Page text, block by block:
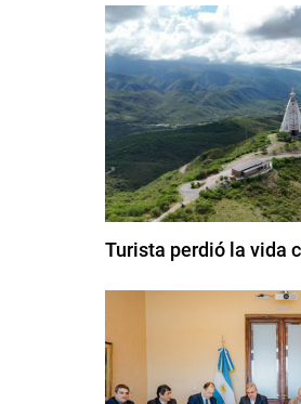
Turista perdió la vida